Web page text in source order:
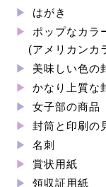
はがき
ポップなカラ
(アメリカンカ
美味しい色の
かなり上質な
女子部の商品
封筒と印刷の
名刺
賞状用紙
領収証用紙